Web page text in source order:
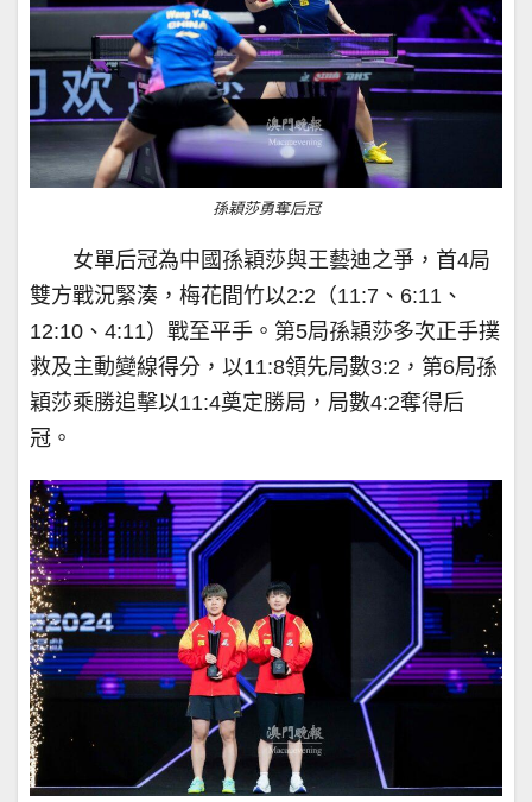
孫穎莎勇奪后冠
女單后冠為中國孫穎莎與王藝迪之爭，首4局
雙方戰況緊湊，梅花間竹以2:2（11:7、6:11、
12:10、4:11）戰至平手。第5局孫穎莎多次正手撲
救及主動變線得分，以11:8領先局數3:2，第6局孫
穎莎乘勝追擊以11:4奠定勝局，局數4:2奪得后
冠。